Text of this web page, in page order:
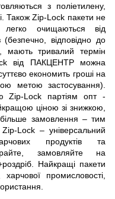
з поліетилену,
Також Zip-Lock пакети не
легко очищаються від
відповідно до
мають тривалий термін
від ПАКЦЕНТР можна
економить гроші на
метою застосування).
Zip-Lock партіям опт -
ціною зі знижкою,
більше замовлення – тим
Lock – універсальний
продуктів та
замовляйте на
Найкращі пакети
промисловості,